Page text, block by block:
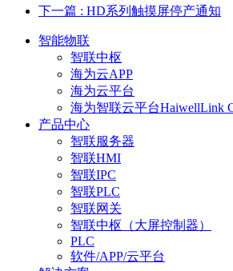
下一篇 : HD系列触摸屏停产通知
智能物联
智联中枢
海为云APP
海为云平台
海为智联云平台HaiwellLink
产品中心
智联服务器
智联HMI
智联IPC
智联PLC
智联网关
智联中枢（大屏控制器）
PLC
软件/APP/云平台